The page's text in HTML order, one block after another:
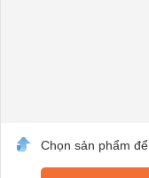
Chọn sản phẩm để